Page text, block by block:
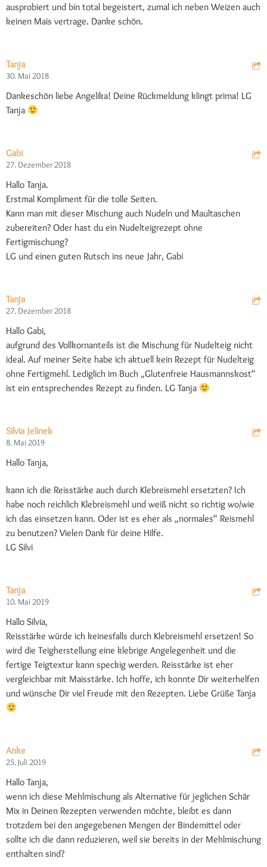
ausprobiert und bin total begeistert, zumal ich neben Weizen auch
keinen Mais vertrage. Danke schön.
Tanja
30. Mai 2018
Dankeschön liebe Angelika! Deine Rückmeldung klingt prima! LG
Tanja
Gabi
27. Dezember 2018
Hallo Tanja.
Erstmal Kompliment für die tolle Seiten.
Kann man mit dieser Mischung auch Nudeln und Maultaschen
zubereiten? Oder hast du ein Nudelteigrezept ohne
Fertigmischung?
LG und einen guten Rutsch ins neue Jahr, Gabi
Tanja
27. Dezember 2018
Hallo Gabi,
aufgrund des Vollkornanteils ist die Mischung für Nudelteig nicht
ideal. Auf meiner Seite habe ich aktuell kein Rezept für Nudelteig
ohne Fertigmehl. Lediglich im Buch „Glutenfreie Hausmannskost“
ist ein entsprechendes Rezept zu finden. LG Tanja
Silvia Jelinek
8. Mai 2019
Hallo Tanja,
kann ich die Reisstärke auch durch Klebreismehl ersetzten? Ich
habe noch reichlich Klebreismehl und weiß nicht so richtig wo/wie
ich das einsetzen kann. Oder ist es eher als „normales“ Reismehl
zu benutzen? Vielen Dank für deine Hilfe.
LG Silvi
Tanja
10. Mai 2019
Hallo Silvia,
Reisstärke würde ich keinesfalls durch Klebreismehl ersetzen! So
wird die Teigherstellung eine klebrige Angelegenheit und die
fertige Teigtextur kann speckig werden. Reisstärke ist eher
vergleichbar mit Maisstärke. Ich hoffe, ich konnte Dir weiterhelfen
und wünsche Dir viel Freude mit den Rezepten. Liebe Grüße Tanja
Anke
25. Juli 2019
Hallo Tanja,
wenn ich diese Mehlmischung als Alternative für jeglichen Schär
Mix in Deinen Rezepten verwenden möchte, bleibt es dann
trotzdem bei den angegebenen Mengen der Bindemittel oder
sollte ich die dann reduzieren, weil sie bereits in der Mehlmischung
enthalten sind?